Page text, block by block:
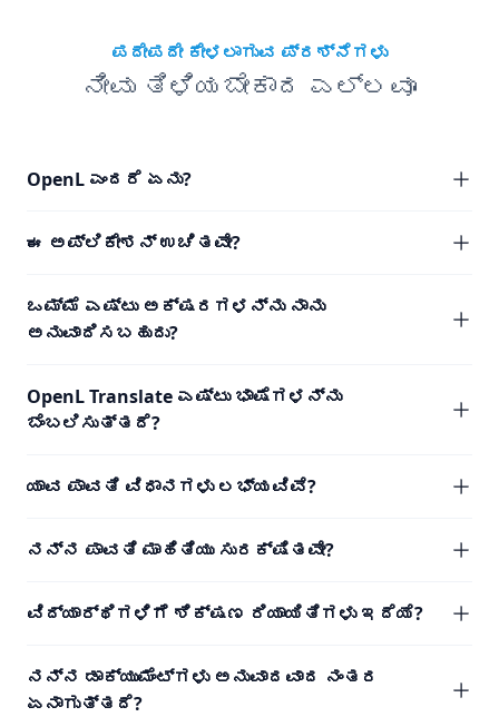
ಪದೇಪದೇ ಕೇಳಲಾಗುವ ಪ್ರಶ್ನೆಗಳು
ನೀವು ತಿಳಿಯಬೇಕಾದ ಎಲ್ಲವೂ
OpenL ಎಂದರೆ ಏನು?
ಈ ಅಪ್ಲಿಕೇಶನ್ ಉಚಿತವೇ?
ಒಮ್ಮೆ ಎಷ್ಟು ಅಕ್ಷರಗಳನ್ನು ನಾನು
ಅನುವಾದಿಸಬಹುದು?
OpenL Translate ಎಷ್ಟು ಭಾಷೆಗಳನ್ನು
ಬೆಂಬಲಿಸುತ್ತದೆ?
ಯಾವ ಪಾವತಿ ವಿಧಾನಗಳು ಲಭ್ಯವಿವೆ?
ನನ್ನ ಪಾವತಿ ಮಾಹಿತಿಯು ಸುರಕ್ಷಿತವೇ?
ವಿದ್ಯಾರ್ಥಿಗಳಿಗೆ ಶಿಕ್ಷಣ ರಿಯಾಯಿತಿಗಳು ಇದೆಯೆ?
ನನ್ನ ಡಾಕ್ಯುಮೆಂಟ್‌ಗಳು ಅನುವಾದವಾದ ನಂತರ
ಏನಾಗುತ್ತದೆ?